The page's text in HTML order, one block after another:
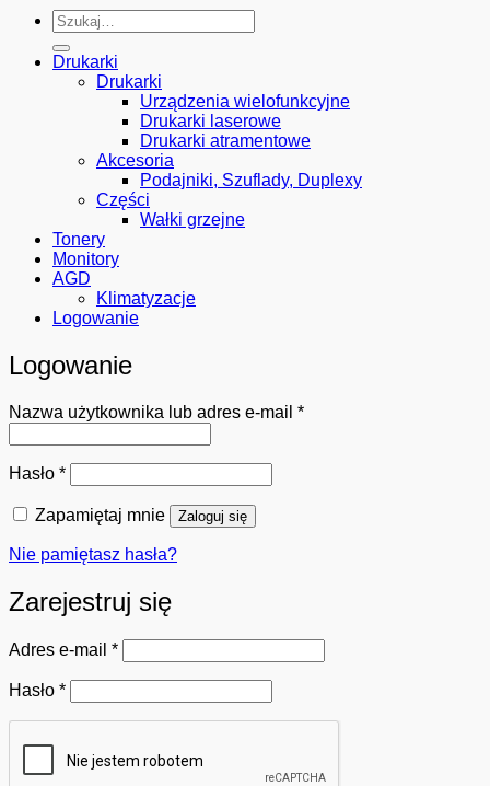
Szukaj:
Drukarki
Drukarki
Urządzenia wielofunkcyjne
Drukarki laserowe
Drukarki atramentowe
Akcesoria
Podajniki, Szuflady, Duplexy
Części
Wałki grzejne
Tonery
Monitory
AGD
Klimatyzacje
Logowanie
Logowanie
Nazwa użytkownika lub adres e-mail *Wymagane
Hasło *Wymagane
Zapamiętaj mnie Zaloguj się
Nie pamiętasz hasła?
Zarejestruj się
Adres e-mail *Wymagane
Hasło *Wymagane